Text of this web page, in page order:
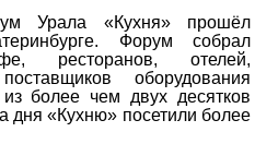
Урала «Кухня» прошёл
Форум собрал
ресторанов, отелей,
оборудования
более чем двух десятков
дня «Кухню» посетили более